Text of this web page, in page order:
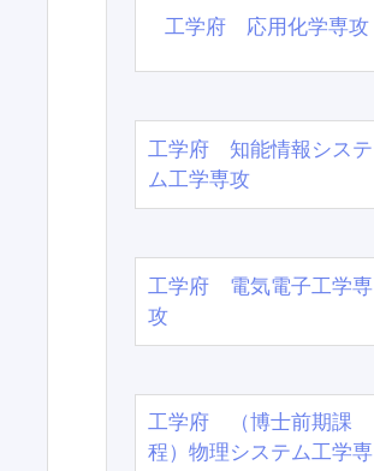
工学府 応用化学専攻
工学府 知能情報システ
ム工学専攻
工学府 電気電子工学専
攻
工学府 （博士前期課
程）物理システム工学専